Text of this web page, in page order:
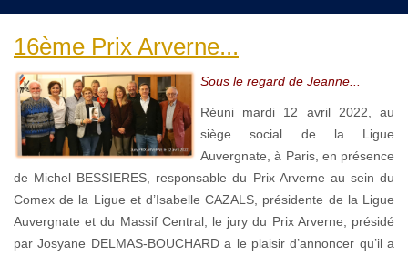
16ème Prix Arverne...
Sous le regard de Jeanne...
Réuni mardi 12 avril 2022, au
siège social de la Ligue
Auvergnate, à Paris, en présence
de Michel BESSIERES, responsable du Prix Arverne au sein du
Comex de la Ligue et d’Isabelle CAZALS, présidente de la Ligue
Auvergnate et du Massif Central, le jury du Prix Arverne, présidé
par Josyane DELMAS-BOUCHARD a le plaisir d’annoncer qu’il a